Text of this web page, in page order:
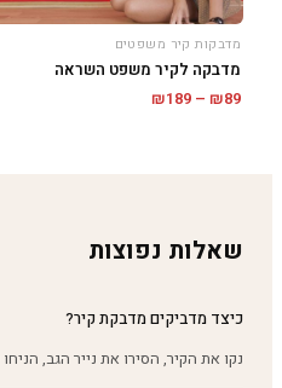
מדבקות קיר משפטים
מדבקה לקיר משפט השראה
₪89
–
₪189
שאלות נפוצות
כיצד מדביקים מדבקת קיר?
נקו את הקיר, הסירו את נייר הגב,